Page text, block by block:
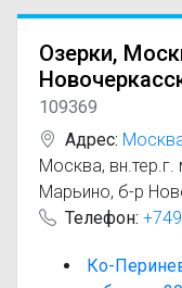
Озерки,
109369
Адрес:
Москва, вн.тер.г.
Марьино, б-р
Телефон:
Ко-